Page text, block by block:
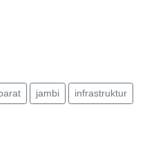
jambi infrastruktur